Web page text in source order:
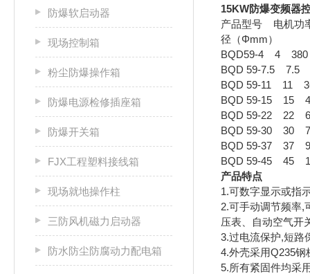
防爆软启动器
现场控制箱
粉尘防爆操作箱
防爆电源检修插座箱
防爆开关箱
FJX工程塑料接线箱
现场就地操作柱
三防风机磁力启动器
防水防尘防腐动力配电箱
15KW防爆变频器
产品型号 电机功
径（Φmm）
BQD59-4 4
BQD 59-7.5
BQD 59-11 11
BQD 59-15 15
BQD 59-22 22
BQD 59-30 30
BQD 59-37 37
BQD 59-45 45
产品特点
1.可数字显示或指
2.可手动调节频率,
压表、自动空气开
3.过电流保护,短路
4.外壳采用Q235
5.所有紧固件均采